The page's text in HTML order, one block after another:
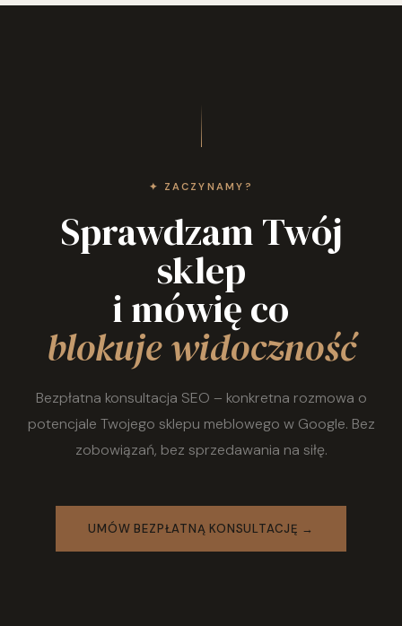
✦ ZACZYNAMY?
Sprawdzam Twój
sklep
i mówię co
blokuje widoczność
Bezpłatna konsultacja SEO – konkretna rozmowa o
potencjale Twojego sklepu meblowego w Google. Bez
zobowiązań, bez sprzedawania na siłę.
UMÓW BEZPŁATNĄ KONSULTACJĘ →